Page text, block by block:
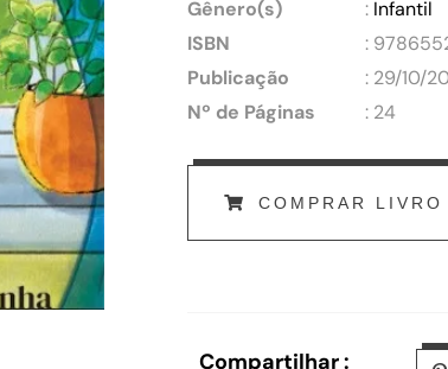
Gênero(s)
: Infantil
ISBN
:
Publicação
: 29/10/
Nº de Páginas
: 24
COMPRAR LIVRO
Compartilhar :